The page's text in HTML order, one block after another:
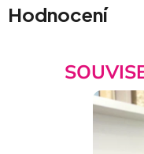
Hodnocení